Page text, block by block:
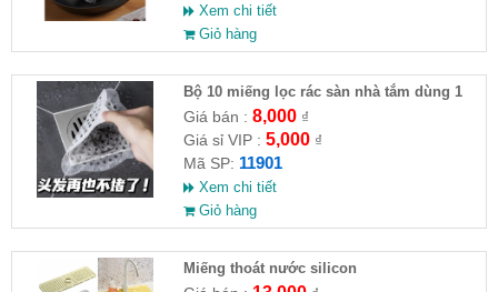
Xem chi tiết
Giỏ hàng
Bộ 10 miếng lọc rác sàn nhà tắm dùng 1
lần
Giá bán : 8,000₫
Giá sỉ VIP : 5,000₫
Mã SP: 11901
Xem chi tiết
Giỏ hàng
Miếng thoát nước silicon